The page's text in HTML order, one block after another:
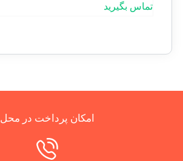
تماس بگیرید
امکان پرداخت در محل